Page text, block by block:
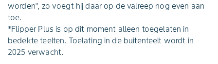
worden’’, zo voegt hij daar op de valreep nog even aan
toe.
*Flipper Plus is op dit moment alleen toegelaten in
bedekte teelten. Toelating in de buitenteelt wordt in
2025 verwacht.